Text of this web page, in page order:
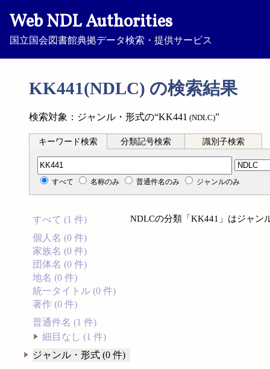
Web NDL Authorities
国立国会図書館典拠データ検索・提供サービス
KK441(NDLC) の検索結果
検索対象：ジャンル・形式の“KK441 (NDLC)”
キーワード検索 分類記号検索 識別子検索
分類記号検索
すべて 名称のみ 普通件名のみ ジャンルのみ
すべて (1 件)
個人名 (0 件)
家族名 (0 件)
団体名 (0 件)
地名 (0 件)
統一タイトル (0 件)
著作 (0 件)
普通件名 (1 件)
細目なし (1 件)
ジャンル・形式 (0 件)
NDLCの分類「KK441」はジャン